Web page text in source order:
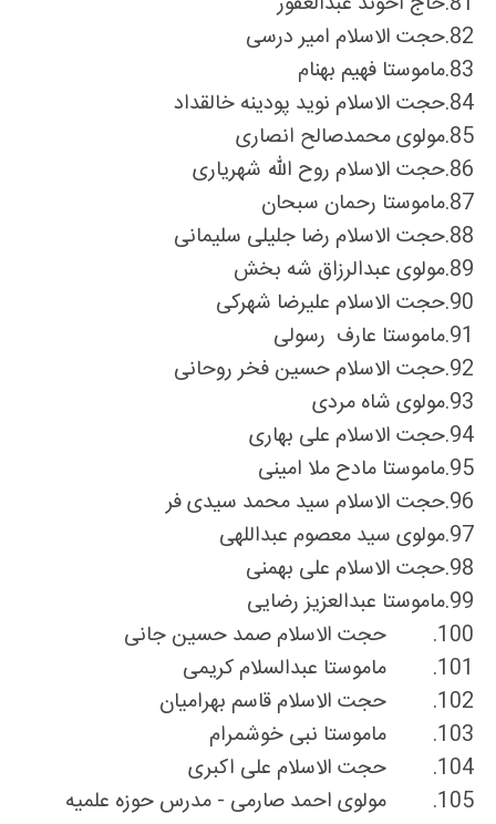
82.حجت الاسلام امیر درسی
83.ماموستا فهیم بهنام
84.حجت الاسلام نوید پودینه خالقداد
85.مولوی محمدصالح انصاری
86.حجت الاسلام روح الله شهریاری
87.ماموستا رحمان سبحان
88.حجت الاسلام رضا جلیلی سلیمانی
89.مولوی عبدالرزاق شه بخش
90.حجت الاسلام علیرضا شهرکی
91.ماموستا عارف رسولى
92.حجت الاسلام حسین فخر روحانی
93.مولوی شاه مردی
94.حجت الاسلام علی بهاری
95.ماموستا مادح ملا امینى
96.حجت الاسلام سید محمد سیدی فر
97.مولوی سید معصوم عبداللهی
98.حجت الاسلام علی بهمنی
99.ماموستا عبدالعزیز رضایى
100.
حجت الاسلام صمد حسین جانی
101.
ماموستا عبدالسلام کریمی
102.
حجت الاسلام قاسم بهرامیان
103.
ماموستا نبى خوشمرام
104.
حجت الاسلام علی اکبری
105.
مولوی احمد صارمی - مدرس حوزه علمیه